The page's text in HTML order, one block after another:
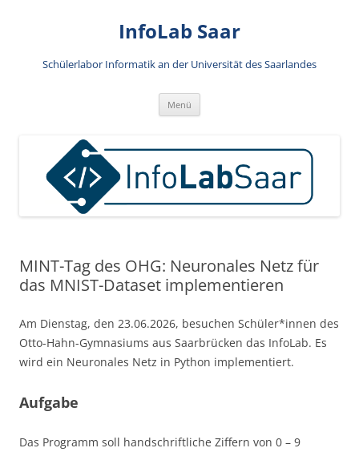
InfoLab Saar
Schülerlabor Informatik an der Universität des Saarlandes
Menü
MINT-Tag des OHG: Neuronales Netz für
das MNIST-Dataset implementieren
Am Dienstag, den 23.06.2026, besuchen Schüler*innen des
Otto-Hahn-Gymnasiums aus Saarbrücken das InfoLab. Es
wird ein Neuronales Netz in Python implementiert.
Aufgabe
Das Programm soll handschriftliche Ziffern von 0 – 9